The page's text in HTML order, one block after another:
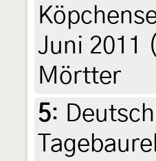
Juni 2011
Mörtter
5: